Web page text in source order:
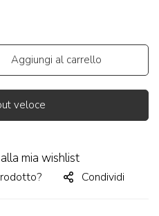
Aggiungi al carrello
veloce
mia wishlist
Condividi